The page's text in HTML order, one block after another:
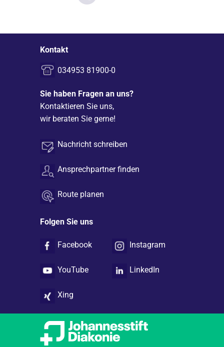
Kontakt
034953 81900-0
Sie haben Fragen an uns?
Kontaktieren Sie uns,
wir beraten Sie gerne!
Nachricht schreiben
Ansprechpartner finden
Route planen
Folgen Sie uns
Facebook Instagram
YouTube LinkedIn
Xing